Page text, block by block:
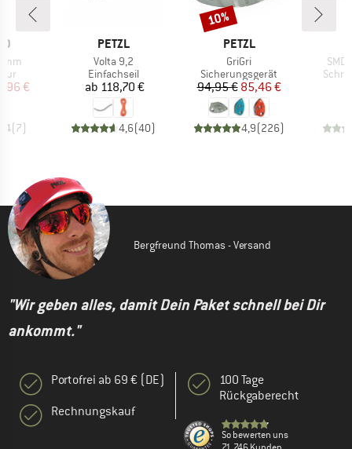
Preis
€
(7)
MARKE
PETZL
Artikel
Volta 9,2
Produktgruppe
Einfachseil
Preis
ab 118,70 €
4,6(40)
MARKE
PETZL
Artikel
GriGri
Produktgruppe
Sicherungsgerät
Preis
94,95 €reduzierter Preis
85,46 €
4,9(226)
Rabatt
10%
SMD
Bergfreund Thomas - Versand
"Wir geben alles, damit Dein Paket schnell bei Dir
ankommt."
Portofrei ab 69 € (DE)
Rechnungskauf
100 Tage
Rückgaberecht
So bewerten uns